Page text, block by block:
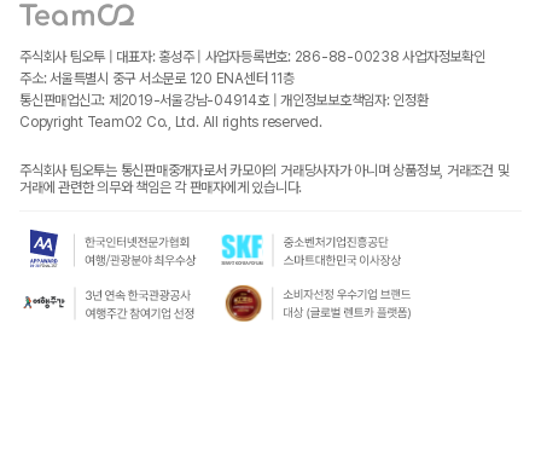
주식회사 팀오투 | 대표자: 홍성주 | 사업자등록번호: 286-88-00238 사업자정보확인
주소: 서울특별시 중구 서소문로 120 ENA센터 11층
통신판매업신고: 제2019-서울강남-04914호 | 개인정보보호책임자: 인정환
Copyright TeamO2 Co., Ltd. All rights reserved.
주식회사 팀오투는 통신판매중개자로서 카모아의 거래당사자가 아니며 상품정보, 거래조건 및
거래에 관련한 의무와 책임은 각 판매자에게 있습니다.